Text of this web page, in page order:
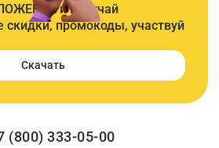
и получай
скидки, промокоды, участвуй
Скачать
(800) 333-05-00